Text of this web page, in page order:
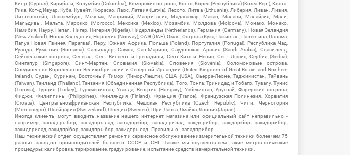
Кипр (Cyprus), Кирибати, Колумбия (Colombia), Коморские острова, Конго, Корея (Республика) (Korea Rep.), Коста-
Рика, Кот-д'Ивуар, Куба, Кувейт, Кюрасао, Лаос, Латвия (Latvia), Лесото, Литва (Lithuania), Либерия, Ливан, Ливия,
Лихтенштейн, Люксембург, Мьянма, Маврикий, Мавритания, Мадагаскар, Макао, Малави, Малайзия, Мали,
Мальдивы, Мальта, Марокко (Morocco), Мексика (Mexico), Мозамбик, Молдова (Moldova), Монако, Монако,
Намибия, Науру, Непал, Нигер, Нигерия (Nigeria), Нидерланды (Netherlands), Германия (Germany), Новая Зеландия
(New Zealand), Новая Каледония, Норвегия (Norway), ОАЭ (UAE), Оман, Острова Кука, Пакистан, Палестина, Панама,
Папуа Новая Гвинея, Парагвай, Перу, Южная Африка, Польша (Poland), Португалия (Portugal), Республика Чад,
Руанда, Румыния (Romania), Сальвадор, Самоа, Сан-Марино, Саудовская Аравия (Saudi Arabia), Свазиленд,
Сейшельские острова, Сенегал, Сент-Винсент и Гренадины, Сент-Китс и Невис, Сент-Люсия, Сербия (Serbia),
Сингапур (Singapore), Синт-Мартен, Словакия (Slovakia), Словения (Slovenia), Соломоновые острова,
Соединенное Королевство Великобритании и Северной Ирландии (United Kingdom of Great Britain and Northern
Ireland), Судан, Суринам, Восточный Тимор (Тимор-Лешти), США (USA), Сьерра-Леоне, Таджикистан, Тайвань
(Taiwan), Таиланд (Thailand), Танзания (Объединенная Республика), Того, Тонга, Тринидад и Тобаго, Тувалу, Тунис
(Tunisia), Турция (Turkey), Туркменистан, Уганда, Венгрия (Hungary), Узбекистан, Уругвай, Фарерские острова,
Фиджи, Филиппины (Philippines), Финляндия (Finland), Франция (France), Французская Полинезия, Хорватия
(Croatia), Центральноафриканская Республика, Чешская Республика (Czech Republic), Чили, Черногория
(Montenegro), Швейцария (Switzerland), Швеция (Sweden), Шри-Ланка, Ямайка, Япония (Japan).
Иногда клиенты могут вводить название нашего интернет магазина или официальный сайт неправильно -
например, западпрыбор, западпрылад, западпрібор, западприлад, західприбор, західпрібор, захидприбор,
захидприлад, захидпрібор, захидпрыбор, захидпрылад. Правильно - западприбор.
Наш технический отдел осуществляет ремонт и сервисное обслуживание измерительной техники более чем 75
разных заводов производителей бывшего СССР и СНГ. Также мы осуществляем такие метрологические
процедуры: калибровка, тарирование, градуирование, испытание средств измерительной техники.